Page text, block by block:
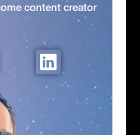
content creator